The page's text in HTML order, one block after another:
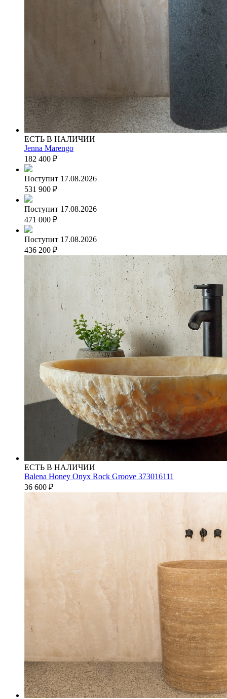
ЕСТЬ В НАЛИЧИИ
Jenna Marengo
182 400 ₽
Поступит 17.08.2026
531 900 ₽
Поступит 17.08.2026
471 000 ₽
Поступит 17.08.2026
436 200 ₽
ЕСТЬ В НАЛИЧИИ
Balena Honey Onyx Rock Groove 373016111
36 600 ₽